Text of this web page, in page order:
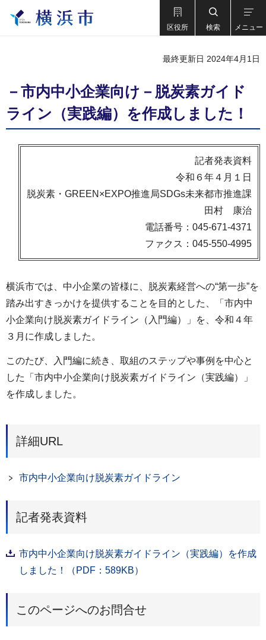
区役所 検索 メニュー
最終更新日 2024年4月1日
－市内中小企業向け－脱炭素ガイド
ライン（実践編）を作成しました！
記者発表資料
令和６年４月１日
脱炭素・GREEN×EXPO推進局SDGs未来都市推進課
田村 康治
電話番号：045-671-4371
ファクス：045-550-4995
横浜市では、中小企業の皆様に、脱炭素経営への“第一歩”を
踏み出すきっかけを提供することを目的とした、「市内中
小企業向け脱炭素ガイドライン（入門編）」を、令和４年
３月に作成しました。
このたび、入門編に続き、取組のステップや事例を中心と
した「市内中小企業向け脱炭素ガイドライン（実践編）」
を作成しました。
詳細URL
市内中小企業向け脱炭素ガイドライン
記者発表資料
市内中小企業向け脱炭素ガイドライン（実践編）を作成
しました！（PDF：589KB）
このページへのお問合せ